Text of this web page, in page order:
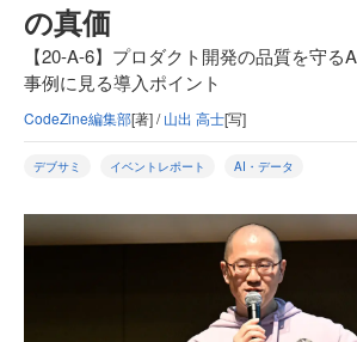
の真価
【20-A-6】プロダクト開発の品質を守る
事例に見る導入ポイント
CodeZine編集部[著] /山出 高士[写]
デブサミ イベントレポート AI・データ